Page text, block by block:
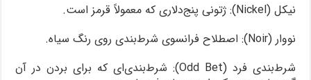
نیکل (Nickel): ژتونی پنج‌دلاری که معمولاً قرمز است.
نووار (Noir): اصطلاح فرانسوی شرط‌بندی روی رنگ سیاه.
شرط‌بندی فرد (Odd Bet): شرط‌بندی‌ای که برای بردن در آن